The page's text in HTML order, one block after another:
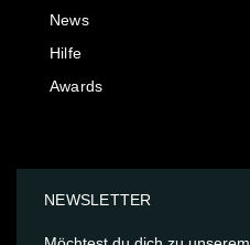
News
Hilfe
Awards
NEWSLETTER